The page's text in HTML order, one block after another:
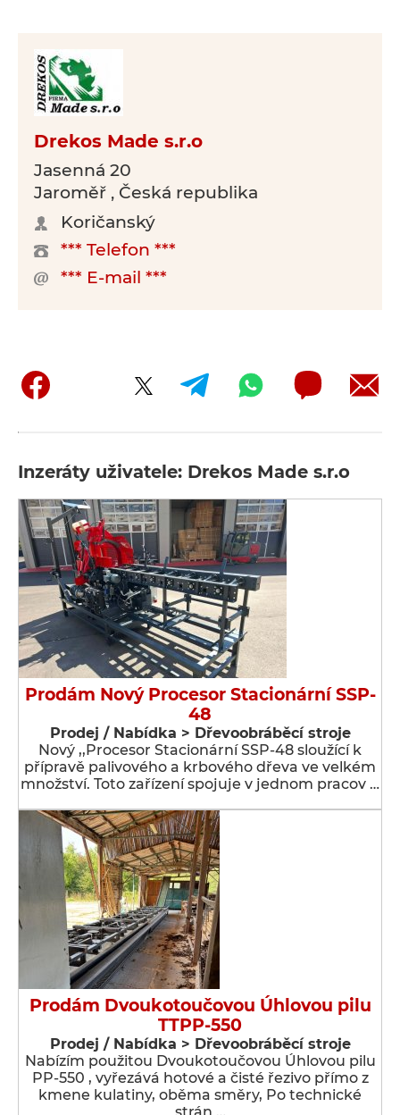
Drekos Made s.r.o
Jasenná 20
Jaroměř , Česká republika
Koričanský
*** Telefon ***
*** E-mail ***
Inzeráty uživatele: Drekos Made s.r.o
Prodám Nový Procesor Stacionární SSP-
48
Prodej / Nabídka > Dřevoobráběcí stroje
Nový ,,Procesor Stacionární SSP-48 sloužící k
přípravě palivového a krbového dřeva ve velkém
množství. Toto zařízení spojuje v jednom pracov …
Prodám Dvoukotoučovou Úhlovou pilu
TTPP-550
Prodej / Nabídka > Dřevoobráběcí stroje
Nabízím použitou Dvoukotoučovou Úhlovou pilu
PP-550 , vyřezává hotové a čisté řezivo přímo z
kmene kulatiny, oběma směry, Po technické